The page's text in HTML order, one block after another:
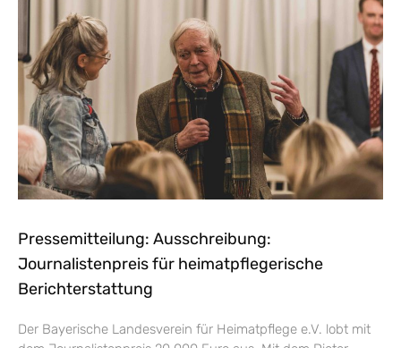
Pressemitteilung: Ausschreibung:
Journalistenpreis für heimatpflegerische
Berichterstattung
Der Bayerische Landesverein für Heimatpflege e.V. lobt mit